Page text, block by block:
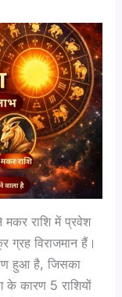
राशि में प्रवेश
विराजमान हैं।
हुआ है, जिसका
के कारण 5 राशियों